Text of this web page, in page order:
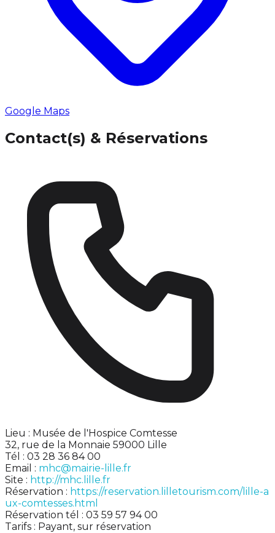
Google Maps
Contact(s) & Réservations
Lieu : Musée de l'Hospice Comtesse
32, rue de la Monnaie 59000 Lille
Tél : 03 28 36 84 00
Email : mhc@mairie-lille.fr
Site : http://mhc.lille.fr
Réservation : https://reservation.lilletourism.com/lille-a
ux-comtesses.html
Réservation tél : 03 59 57 94 00
Tarifs : Payant, sur réservation